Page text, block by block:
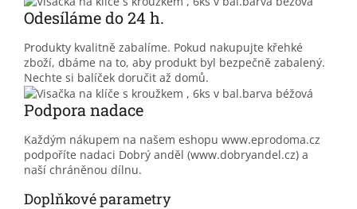
Odesíláme do 24 h.
Produkty kvalitně zabalíme. Pokud nakupujte křehké
zboží, dbáme na to, aby produkt byl bezpečně zabalený.
Nechte si balíček doručit až domů.
Podpora nadace
Každým nákupem na našem eshopu www.eprodoma.cz
podpoříte nadaci Dobrý anděl (www.dobryandel.cz) a
naší chráněnou dílnu.
Doplňkové parametry